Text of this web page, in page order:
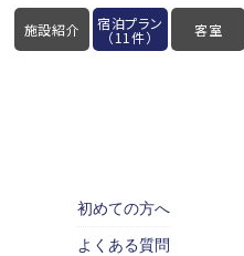
施設紹介 宿泊プラン
（11件） 客室
初めての方へ
よくある質問